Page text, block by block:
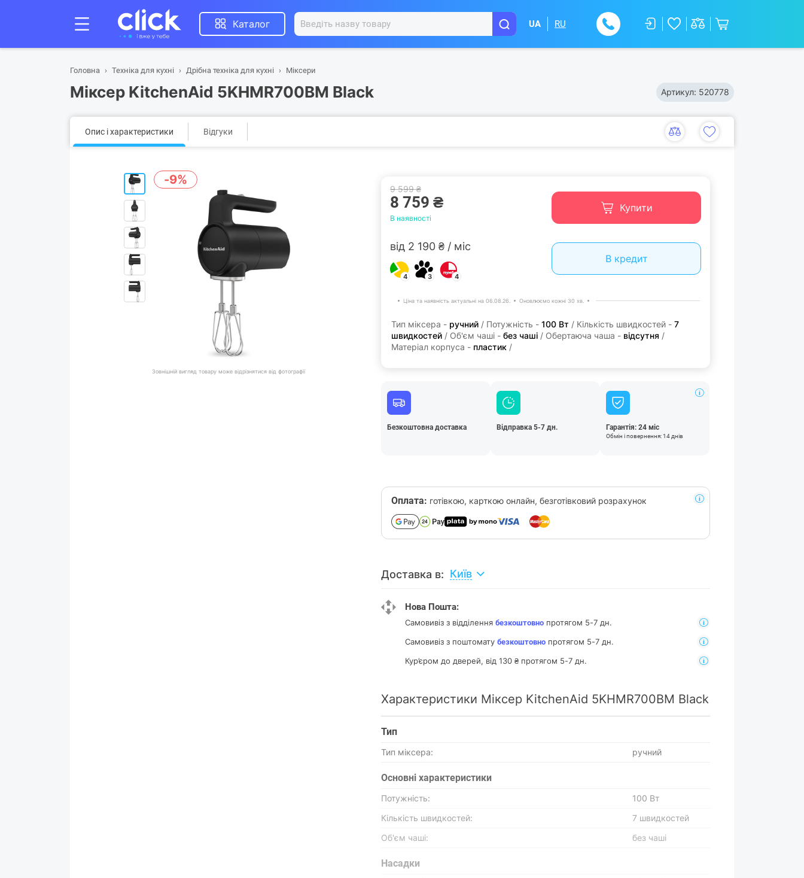
Каталог UA RU
Головна Техніка для кухні Дрібна техніка для кухні Міксери
Міксер KitchenAid 5KHMR700BM Black Артикул: 520778
Опис і характеристики Відгуки
-9%
Зовнішній вигляд товару може відрізнятися від фотографії
9 599 ₴
8 759 ₴
В наявності
Купити
від 2 190 ₴ / міс
4 3 4
В кредит
Ціна та наявність актуальні на 06.08.26. Оновлюємо кожні 30 хв.
Тип міксера - ручний / Потужність - 100 Вт / Кількість швидкостей - 7
швидкостей / Об'єм чаші - без чаші / Обертаюча чаша - відсутня /
Матеріал корпуса - пластик /
Безкоштовна доставка Відправка 5-7 дн. Гарантія: 24 міс
Обмін і повернення: 14 днів
Оплата: готівкою, карткою онлайн, безготівковий розрахунок
Доставка в: Київ
Нова Пошта:
Самовивіз з відділення безкоштовно протягом 5-7 дн.
Самовивіз з поштомату безкоштовно протягом 5-7 дн.
Кур’єром до дверей, від 130 ₴ протягом 5-7 дн.
Характеристики Міксер KitchenAid 5KHMR700BM Black
Тип
Тип міксера: ручний
Основнi характеристики
Потужність:
100 Вт
Кількість швидкостей:
7 швидкостей
Об'єм чаші:
без чаші
Насадки